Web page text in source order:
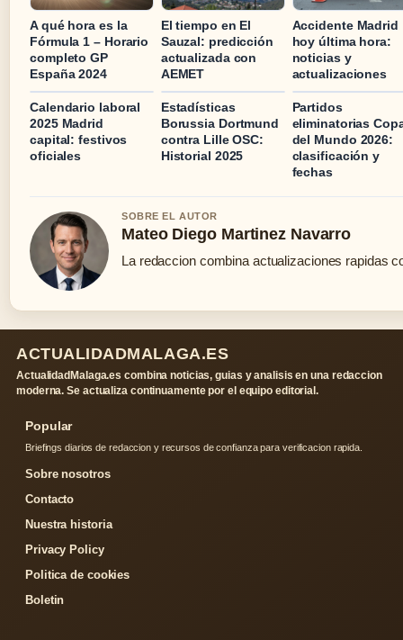
A qué hora es la
Fórmula 1 – Horario
completo GP
España 2024
El tiempo en El
Sauzal: predicción
actualizada con
AEMET
Accidente Madrid
hoy última hora:
noticias y
actualizaciones
Calendario laboral
2025 Madrid
capital: festivos
oficiales
Estadísticas
Borussia Dortmund
contra Lille OSC:
Historial 2025
Partidos
eliminatorias
del Mundo 2026:
clasificación y
fechas
SOBRE EL AUTOR
Mateo Diego Martinez Navarro
La redaccion combina actualizaciones rapidas
ACTUALIDADMALAGA.ES
ActualidadMalaga.es combina noticias, guias y analisis en una redaccion
moderna. Se actualiza continuamente por el equipo editorial.
Popular
Briefings diarios de redaccion y recursos de confianza para verificacion rapida.
Sobre nosotros
Contacto
Nuestra historia
Privacy Policy
Politica de cookies
Boletin